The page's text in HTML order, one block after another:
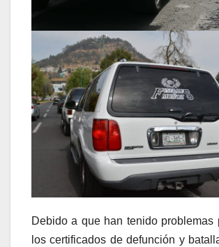
Debido a que han tenido problemas
los certificados de defunción y